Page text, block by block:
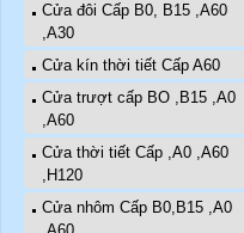
Cửa đôi Cấp B0, B15 ,A60
,A30
Cửa kín thời tiết Cấp A60
Cửa trượt cấp BO ,B15 ,A0
,A60
Cửa thời tiết Cấp ,A0 ,A60
,H120
Cửa nhôm Cấp B0,B15 ,A0